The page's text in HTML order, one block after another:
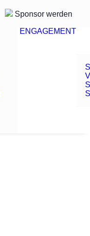
Sponsor werden
ENGAGEMENT